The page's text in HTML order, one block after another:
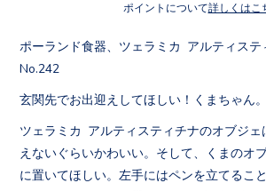
ポイントについて詳しくはこ
ポーランド食器、ツェラミカ アルティス
No.242
玄関先でお出迎えしてほしい！くまちゃん。
ツェラミカ アルティスティチナのオブジェ
えないぐらいかわいい。そして、くまのオ
に置いてほしい。左手にはペンを立てるこ